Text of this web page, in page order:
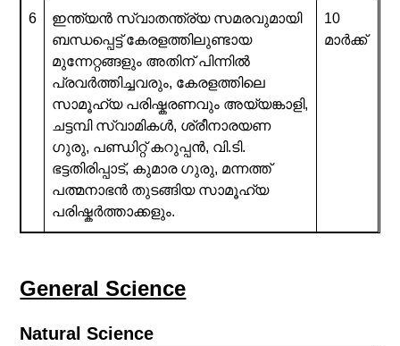
6
ഇന്ത്യൻ സ്വാതന്ത്ര്യ സമരവുമായി
ബന്ധപ്പെട്ട് കേരളത്തിലുണ്ടായ
മുന്നേറ്റങ്ങളും അതിന് പിന്നിൽ
പ്രവർത്തിച്ചവരും, കേരളത്തിലെ
സാമൂഹ്യ പരിഷ്കരണവും അയ്യങ്കാളി,
ചട്ടമ്പി സ്വാമികൾ, ശ്രീനാരയണ
ഗുരു, പണ്ഡിറ്റ് കറുപ്പൻ, വി.ടി.
ഭട്ടതിരിപ്പാട്, കുമാര ഗുരു, മന്നത്ത്
പത്മനാഭൻ തുടങ്ങിയ സാമൂഹ്യ
പരിഷ്കർത്താക്കളും.
10
മാർക്ക്
General Science
Natural Science